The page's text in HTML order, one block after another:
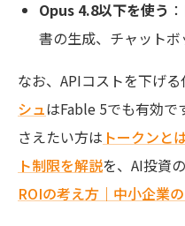
Opus 4.8以下を使う
書の生成、チャット
なお、APIコストを下げ
シュはFable 5でも有効で
さえたい方は トークンと
ト制限を解説を、AI投資
ROIの考え方｜中小企業